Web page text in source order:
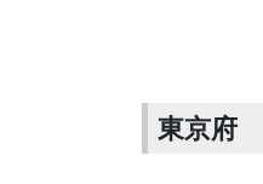
東京府